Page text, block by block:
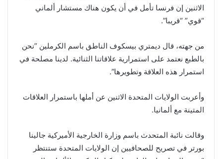
الاثنين إن فرنسا تأمل في أن يكون هناك مستشار ألماني
“قوي” “قريبا”.
من جهته، قال ديمتري بيسكوف الناطق باسم الكرملين “نحن
بالطبع نعتمد على استمرارية علاقاتنا الثنائية. لدينا مصلحة في
استمرار هذه العلاقة وتطويرها”.
وأعربت الولايات المتحدة الاثنين عن أملها باستمرار العلاقات
المتينة مع ألمانيا.
وقالت نائبة المتحدث باسم وزارة الخارجية الأميركية جالينا
بورتر في تصريح للصحافيين إن الولايات المتحدة ستنتظر